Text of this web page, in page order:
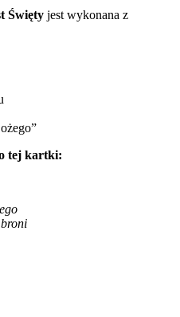
Święty jest wykonana z
tej kartki: